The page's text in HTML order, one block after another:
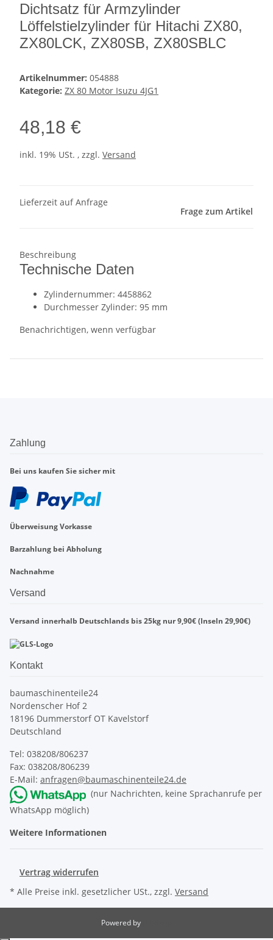
Dichtsatz für Armzylinder
Löffelstielzylinder für Hitachi ZX80,
ZX80LCK, ZX80SB, ZX80SBLC
Artikelnummer: 054888
Kategorie: ZX 80 Motor Isuzu 4JG1
48,18 €
inkl. 19% USt. , zzgl. Versand
Lieferzeit auf Anfrage
Frage zum Artikel
Beschreibung
Technische Daten
Zylindernummer: 4458862
Durchmesser Zylinder: 95 mm
Benachrichtigen, wenn verfügbar
Zahlung
Bei uns kaufen Sie sicher mit
Überweisung Vorkasse
Barzahlung bei Abholung
Nachnahme
Versand
Versand innerhalb Deutschlands bis 25kg nur 9,90€ (Inseln 29,90€)
Kontakt
baumaschinenteile24
Nordenscher Hof 2
18196 Dummerstorf OT Kavelstorf
Deutschland
Tel: 038208/806237
Fax: 038208/806239
E-Mail: anfragen@baumaschinenteile24.de
(nur Nachrichten, keine Sprachanrufe per
WhatsApp möglich)
Weitere Informationen
Vertrag widerrufen
* Alle Preise inkl. gesetzlicher USt., zzgl. Versand
Powered by